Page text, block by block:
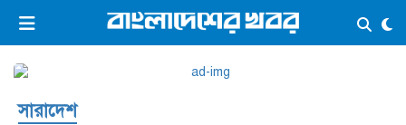
ভিডিও ই-পেপার লগইন ×
সারাদেশ